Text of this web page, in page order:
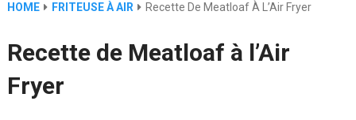
HOME FRITEUSE À AIR Recette De Meatloaf À L’Air Fryer
Recette de Meatloaf à l’Air
Fryer